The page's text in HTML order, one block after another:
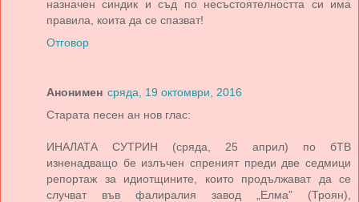
назначен синдик и съд по несъстоятелността си има
правила, коита да се спазват!
Отговор
Анонимен сряда, 19 октомври, 2016
Старата песен ан нов глас:
ИНАЛАТА СУТРИН (сряда, 25 април) по бТВ
изненадващо бе излъчен спреният преди две седмици
репортаж за идиотщините, които продължават да се
случват във фалиралия завод „Елма” (Троян),